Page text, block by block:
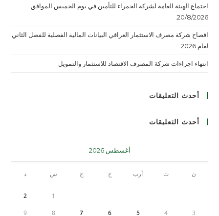
اجتماع الهيئة العامة لشركة الحمراء للتأمين في يوم الخميس الموافق
20/8/2026.
افصاح شركة مصرف الاستثمار العراقي البيانات المالية الفصلية للفصل الثاني
لعام 2026
انتهاء اجراءات شركة المصرف الاقتصاد للاستثمار والتمويل
أحدث التعليقات
أحدث التعليقات
أغسطس 2026
ن ث أرب خ ج س د
1
2
3
4
5
6
7
8
9